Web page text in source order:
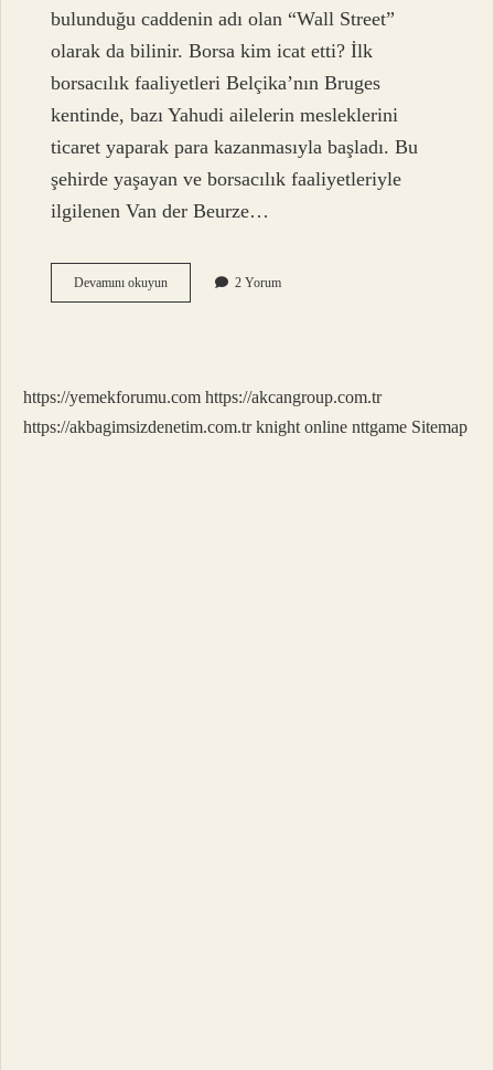
bulunduğu caddenin adı olan “Wall Street”
olarak da bilinir. Borsa kim icat etti? İlk
borsacılık faaliyetleri Belçika’nın Bruges
kentinde, bazı Yahudi ailelerin mesleklerini
ticaret yaparak para kazanmasıyla başladı. Bu
şehirde yaşayan ve borsacılık faaliyetleriyle
ilgilenen Van der Beurze…
Devamını okuyunDünyanın
Ilk
2 Yorum
https://yemekforumu.com https://akcangroup.com.tr
https://akbagimsizdenetim.com.tr knight online nttgame Sitemap